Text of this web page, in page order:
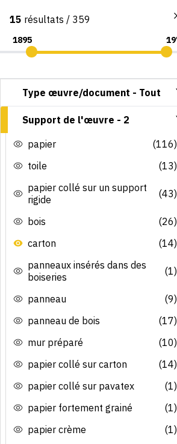
Consultation par image
15 résultats / 359
Type œuvre/document - Tout
Support de l'œuvre - 2
papier
(116)
toile
(13)
papier collé sur un support
rigide
(43)
bois
(26)
carton
(14)
panneaux insérés dans des
boiseries
(1)
panneau
(9)
panneau de bois
(17)
mur préparé
(10)
papier collé sur carton
(14)
papier collé sur pavatex
(1)
papier fortement grainé
(1)
papier crème
(1)